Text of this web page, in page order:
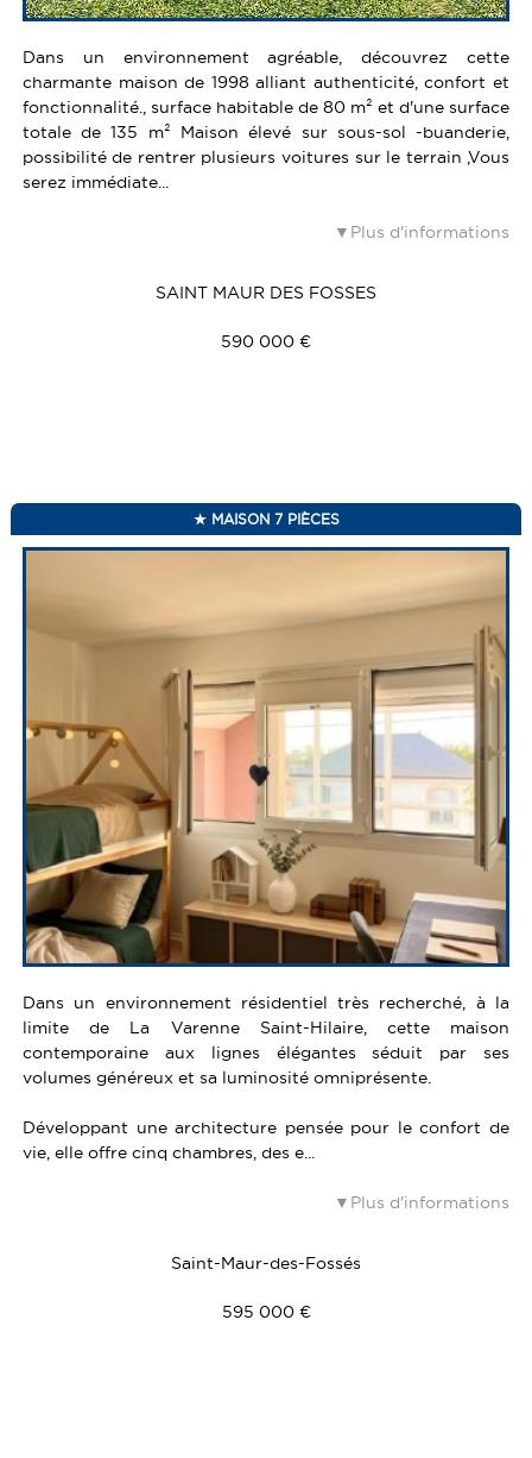
Dans un environnement agréable, découvrez cette
charmante maison de 1998 alliant authenticité, confort et
fonctionnalité., surface habitable de 80 m² et d'une surface
totale de 135 m² Maison élevé sur sous-sol -buanderie,
possibilité de rentrer plusieurs voitures sur le terrain ,Vous
serez immédiate...
Plus d'informations
SAINT MAUR DES FOSSES
590 000 €
MAISON 7 PIÈCES
Dans un environnement résidentiel très recherché, à la
limite de La Varenne Saint-Hilaire, cette maison
contemporaine aux lignes élégantes séduit par ses
volumes généreux et sa luminosité omniprésente.
Développant une architecture pensée pour le confort de
vie, elle offre cinq chambres, des e...
Plus d'informations
Saint-Maur-des-Fossés
595 000 €